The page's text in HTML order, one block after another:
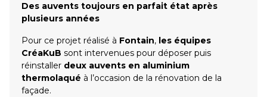
Des auvents toujours en parfait état après
plusieurs années
Pour ce projet réalisé à Fontain, les équipes
CréaKuB sont intervenues pour déposer puis
réinstaller deux auvents en aluminium
thermolaqué à l’occasion de la rénovation de la
façade.